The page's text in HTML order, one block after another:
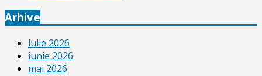
Arhive
iulie 2026
iunie 2026
mai 2026